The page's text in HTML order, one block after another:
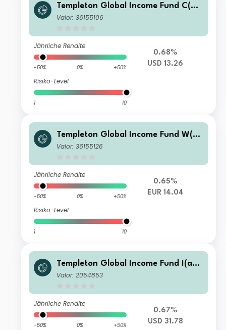
Templeton Global Income Fund C(Ac
c)USD
Valor: 36155106
Jährliche Rendite
-50% 0% +50%
Risiko-Level
1 10
0.68%
USD 13.26
Templeton Global Income Fund W(Ac
c)EUR
Valor: 36155126
Jährliche Rendite
-50% 0% +50%
Risiko-Level
1 10
0.65%
EUR 14.04
Templeton Global Income Fund I(ac
c)USD
Valor: 2054853
Jährliche Rendite
-50% 0% +50%
0.67%
USD 31.78